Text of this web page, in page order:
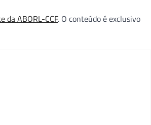
da ABORL-CCF. O conteúdo é exclusivo